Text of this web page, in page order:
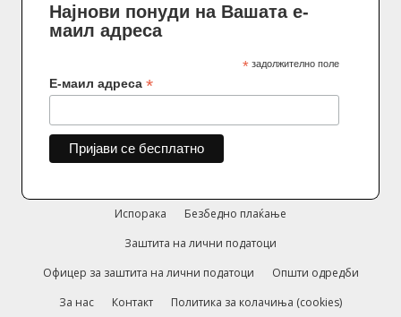
Најнови понуди на Вашата е-
маил адреса
* задолжително поле
Е-маил адреса *
Испорака
Безбедно плаќање
Заштита на лични податоци
Офицер за заштита на лични податоци
Општи одредби
За нас
Контакт Политика за колачиња (cookies)